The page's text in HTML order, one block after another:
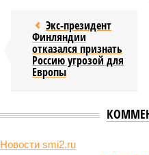
Экс-президент
Финляндии
отказался признать
Россию угрозой для
Европы
Новости smi2.ru